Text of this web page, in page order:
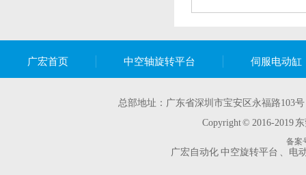
广宏首页 中空轴旋转平台 伺服电动缸
总部地址：广东省深圳市宝安区永福路103
Copyright © 2016-2019
备案
广宏自动化 中空旋转平台 、 电